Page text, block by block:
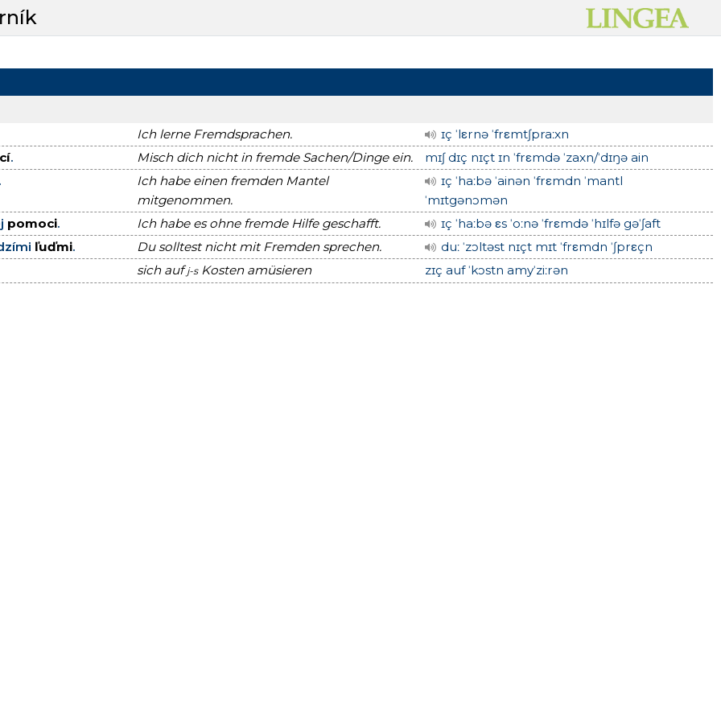
Ich lerne Fremdsprachen.
ɪç ˈlεrnə ˈfrεmtʃpraːxn
. Misch dich nicht in fremde Sachen/Dinge ein.
mɪʃ dɪç nɪçt ɪn ˈfrεmdə ˈzaxn/ˈdɪŋə ain
.
Ich habe einen fremden Mantel
mitgenommen.
ɪç ˈhaːbə ˈainən ˈfrεmdn ˈmantl
ˈmɪtgənɔmən
pomoci. Ich habe es ohne fremde Hilfe geschafft.
ɪç ˈhaːbə εs ˈoːnə ˈfrεmdə ˈhɪlfə gəˈʃaft
ľuďmi. Du solltest nicht mit Fremden sprechen.
duː ˈzɔltəst nɪçt mɪt ˈfrεmdn ˈʃprεçn
sich aufj-sKosten amüsieren zɪç auf ˈkɔstn amyˈziːrən